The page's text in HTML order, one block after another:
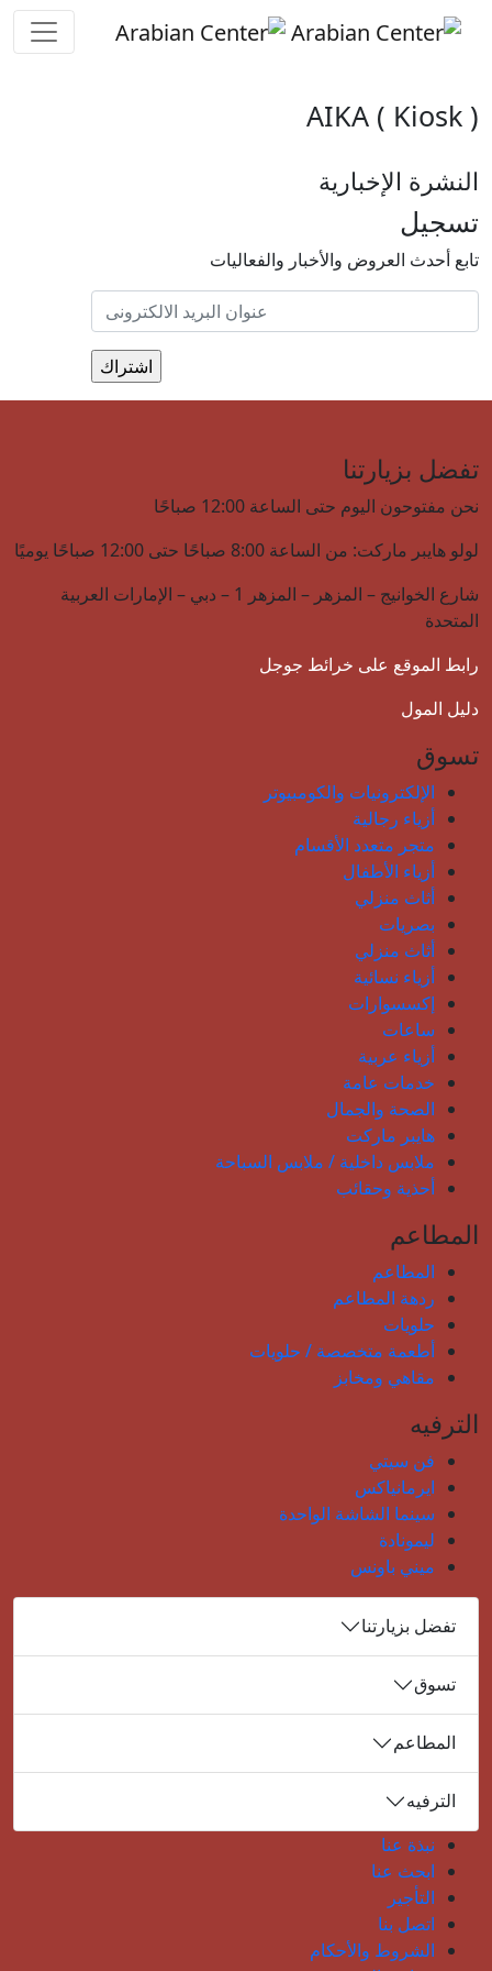
Skip to main content
AIKA ( Kiosk )
النشرة الإخبارية
تسجيل
تابع أحدث العروض والأخبار والفعاليات
تفضل بزيارتنا
نحن مفتوحون اليوم حتى الساعة 12:00 صباحًا
لولو هايبر ماركت: من الساعة 8:00 صباحًا حتى 12:00 صباحًا يوميًا
شارع الخوانيج – المزهر – المزهر 1 – دبي – الإمارات العربية
المتحدة
رابط الموقع على خرائط جوجل
دليل المول
تسوق
الإلكترونيات والكومبيوتر
أزياء رجالية
متجر متعدد الأقسام
أزياء الأطفال
أثاث منزلي
بصريات
أثاث منزلي
أزياء نسائية
إكسسوارات
ساعات
أزياء عربية
خدمات عامة
الصحة والجمال
هايبر ماركت
ملابس داخلية / ملابس السباحة
أحذية وحقائب
المطاعم
المطاعم
ردهة المطاعم
حلويات
أطعمة متخصصة / حلويات
مقاهي ومخابز
الترفيه
فن سيتي
ايرمانياكس
سينما الشاشة الواحدة
ليمونادة
ميني باونس
تفضل بزيارتنا
تسوق
المطاعم
الترفيه
نبذة عنا
ابحث عنا
التأجير
اتصل بنا
الشروط والأحكام